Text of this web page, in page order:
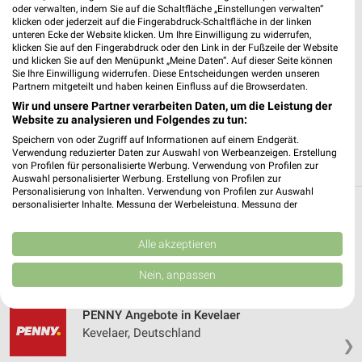
✔Standortgenaue Angebote
✔Folge deinem Lieblingshändler
✔Push-Benachrichtigungen bei neuen Prospekten
✔Einkaufsliste - Einkauf stressfrei planen
JETZT LADEN UND SPAREN!
und um Geldern
❯
PENNY Angebote in Kevelaer
Kevelaer, Deutschland
oder verwalten, indem Sie auf die Schaltfläche „Einstellungen verwalten“
klicken oder jederzeit auf die Fingerabdruck-Schaltfläche in der linken
unteren Ecke der Website klicken. Um Ihre Einwilligung zu widerrufen,
klicken Sie auf den Fingerabdruck oder den Link in der Fußzeile der Website
und klicken Sie auf den Menüpunkt „Meine Daten“. Auf dieser Seite können
Sie Ihre Einwilligung widerrufen. Diese Entscheidungen werden unseren
Partnern mitgeteilt und haben keinen Einfluss auf die Browserdaten.
Wir und unsere Partner verarbeiten Daten, um die Leistung der
Website zu analysieren und Folgendes zu tun:
Speichern von oder Zugriff auf Informationen auf einem Endgerät.
Verwendung reduzierter Daten zur Auswahl von Werbeanzeigen. Erstellung
von Profilen für personalisierte Werbung. Verwendung von Profilen zur
Auswahl personalisierter Werbung. Erstellung von Profilen zur
Personalisierung von Inhalten. Verwendung von Profilen zur Auswahl
personalisierter Inhalte. Messung der Werbeleistung. Messung der
Kombinationen von Daten aus verschiedenen Quellen. Entwicklung und
Verbesserung der Angebote. Verwendung reduzierter Daten zur Auswahl
von Inhalten.
Daten können außerhalb der Europäischen Union weitergegeben und in die
Website/App.
Partnerliste anzeigen (1 IAB-Anbieter)
Wir nutzen Ihre Daten für folgende Zwecke:
Alle akzeptieren
Nein, anpassen